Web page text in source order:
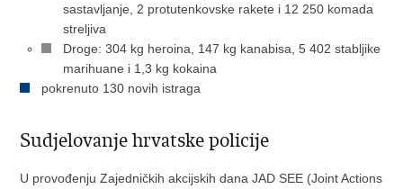
sastavljanje, 2 protutenkovske rakete i 12 250 komada
streljiva
Droge: 304 kg heroina, 147 kg kanabisa, 5 402 stabljike
marihuane i 1,3 kg kokaina
pokrenuto 130 novih istraga
Sudjelovanje hrvatske policije
U provođenju Zajedničkih akcijskih dana JAD SEE (Joint Actions